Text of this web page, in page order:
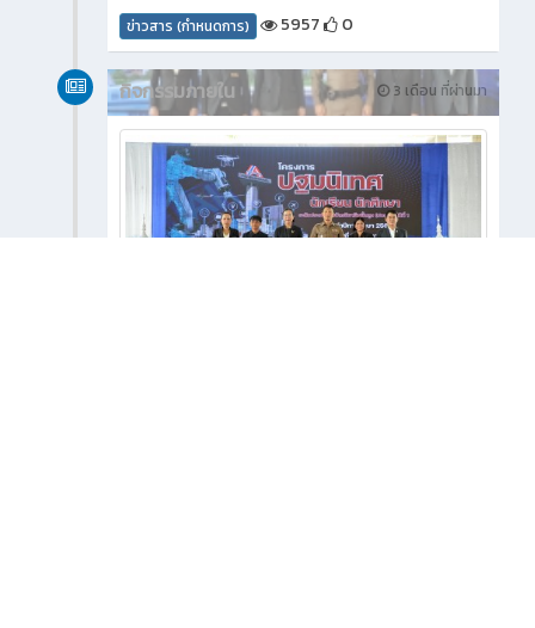
ข่าวสาร (กำหนดการ) 5957 0
3 เดือน ที่ผ่านมา
กิจกรรมภายใน